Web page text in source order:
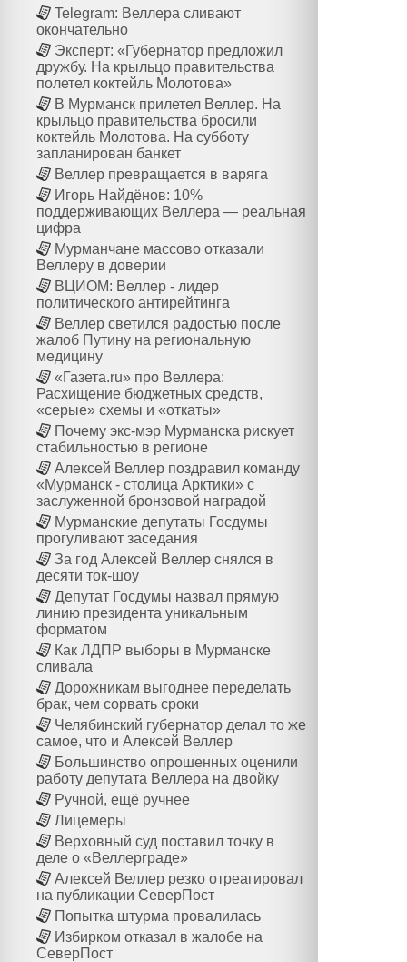
Telegram: Веллера сливают
окончательно
Эксперт: «Губернатор предложил
дружбу. На крыльцо правительства
полетел коктейль Молотова»
В Мурманск прилетел Веллер. На
крыльцо правительства бросили
коктейль Молотова. На субботу
запланирован банкет
Веллер превращается в варяга
Игорь Найдёнов: 10%
поддерживающих Веллера — реальная
цифра
Мурманчане массово отказали
Веллеру в доверии
ВЦИОМ: Веллер - лидер
политического антирейтинга
Веллер светился радостью после
жалоб Путину на региональную
медицину
«Газета.ru» про Веллера:
Расхищение бюджетных средств,
«серые» схемы и «откаты»
Почему экс-мэр Мурманска рискует
стабильностью в регионе
Алексей Веллер поздравил команду
«Мурманск - столица Арктики» с
заслуженной бронзовой наградой
Мурманские депутаты Госдумы
прогуливают заседания
За год Алексей Веллер снялся в
десяти ток-шоу
Депутат Госдумы назвал прямую
линию президента уникальным
форматом
Как ЛДПР выборы в Мурманске
сливала
Дорожникам выгоднее переделать
брак, чем сорвать сроки
Челябинский губернатор делал то же
самое, что и Алексей Веллер
Большинство опрошенных оценили
работу депутата Веллера на двойку
Ручной, ещё ручнее
Лицемеры
Верховный суд поставил точку в
деле о «Веллерграде»
Алексей Веллер резко отреагировал
на публикации СеверПост
Попытка штурма провалилась
Избирком отказал в жалобе на
СеверПост